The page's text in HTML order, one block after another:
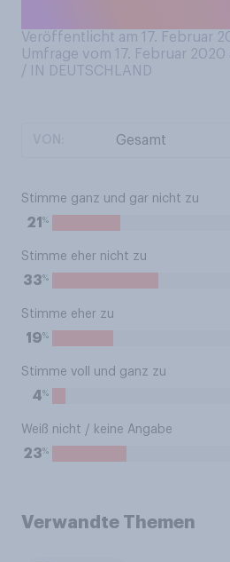
Veröffentlicht am 17. Februar
Umfrage vom 17. Februar
/ IN DEUTSCHLAND
Stimme ganz und gar nicht zu
21 %
Stimme eher nicht zu
33%
Stimme eher zu
19%
Stimme voll und ganz zu
4%
Weiß nicht / keine Angabe
23%
Verwandte Themen